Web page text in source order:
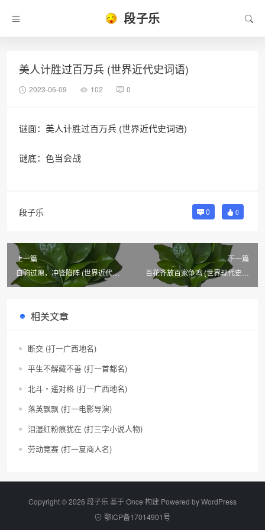
段子乐
美人计胜过百万兵 (世界近代史词语)
2023-06-09 102 0
谜面：美人计胜过百万兵 (世界近代史词语)
谜底：色当会战
段子乐 0 0
上一篇
白驹过隙，冲锋陷阵 (世界近代史
词语)
下一篇
百花齐放百家争鸣 (世界现代史词
相关文章
断交 (打一广西地名)
平生不解藏不善 (打一首都名)
北斗・遥对格 (打一广西地名)
落英飘飘 (打一电影导演)
泪湿红粉痕犹在 (打三字小说人物)
劳动竞赛 (打一夏商人名)
Copyright © 2026 段子乐 基于 Once 构建 Powered byWordPress
鄂ICP备17014901号